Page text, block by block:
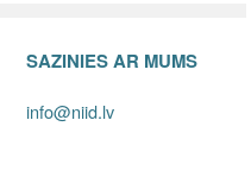
SAZINIES AR MUMS
info@niid.lv